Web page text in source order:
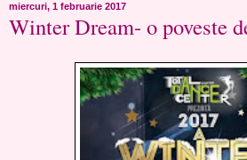
miercuri, 1 februarie 2017
Winter Dream- o poveste